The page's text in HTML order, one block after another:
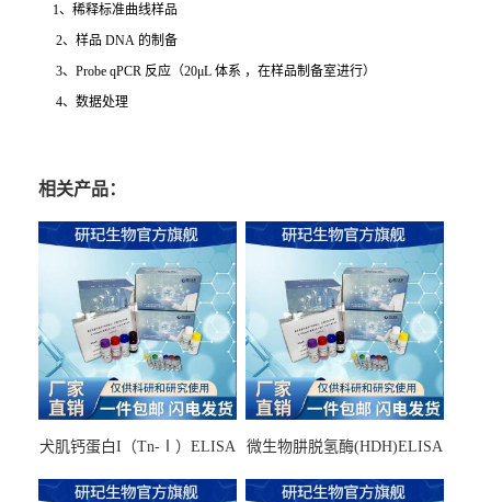
1、稀释标准曲线样品
2、样品 DNA 的制备
3、Probe qPCR 反应（20μL 体系 ，在样品制备室进行）
4、数据处理
相关产品：
犬肌钙蛋白I（Tn-Ⅰ）ELISA
微生物肼脱氢酶(HDH)ELISA